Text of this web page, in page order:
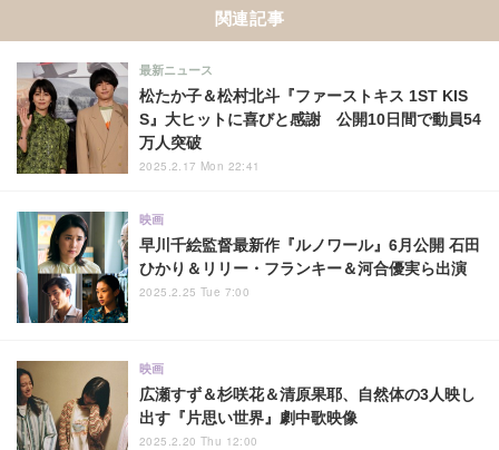
関連記事
松たか子＆松村北斗『ファーストキス 1ST KIS
S』大ヒットに喜びと感謝 公開10日間で動員54
万人突破
最新ニュース
2025.2.17 Mon 22:41
早川千絵監督最新作『ルノワール』6月公開 石田
ひかり＆リリー・フランキー＆河合優実ら出演
映画
2025.2.25 Tue 7:00
広瀬すず＆杉咲花＆清原果耶、自然体の3人映し
出す『片思い世界』劇中歌映像
映画
2025.2.20 Thu 12:00